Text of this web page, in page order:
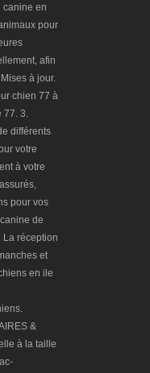
canine en
pour
afin
à jour.
chien 77 à
77. 3.
différents
votre
à votre
pour vos
de
La réception
et
en ile
&
à la taille